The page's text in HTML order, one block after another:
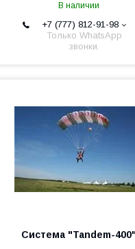
В наличии
+7 (777) 812-91-98
Только WhatsApp
звонки.
Система "Tandem-400"